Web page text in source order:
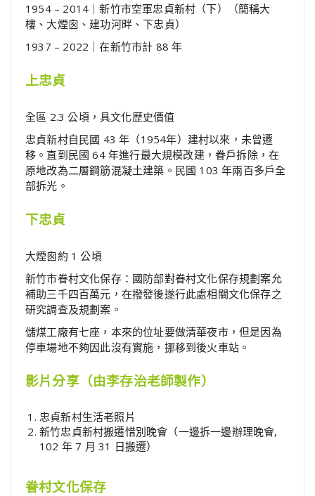
1954 – 2014｜新竹市空軍忠貞新村（下）（簡稱大
樓、大煙囪、建功河畔、下忠貞）
1937 – 2022｜在新竹市計 88 年
上忠貞
全區 2.3 公頃，具文化歷史價值
忠貞新村自民國 43 年（1954年）建村以來，未曾遷
移。直到民國 64 年進行最大規模改建，眷戶拆除，在
原地改為二層鋼筋混凝土建築。民國 103 年兩百多戶全
部拆光。
下忠貞
大煙囪約 1 公頃
新竹市眷村文化保存：國防部對眷村文化保存規劃案允
補助三千四百萬元，在撥發後遂行此處相關文化保存之
研究調查及規劃案。
儲煤工廠有七座，本來的位址要做清華夜市，但是因為
停車場地不夠因此沒有實施，挪移到後火車站。
影片分享（由李存治老師製作）
忠貞新村生活老照片
新竹忠貞新村搬遷惜別晚會（一邊拆一邊辦理晚會,
102 年 7 月 31 日搬遷）
眷村文化保存